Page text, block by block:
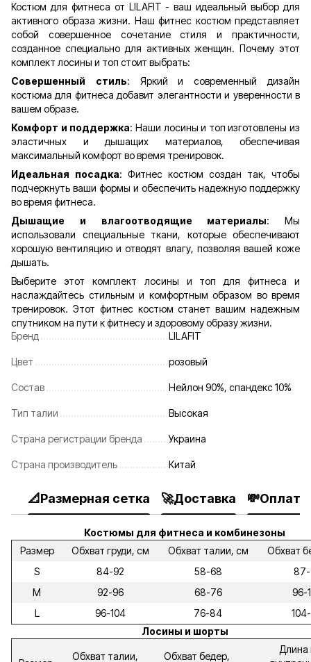
Костюм для фитнеса от LILAFIT - ваш идеальный выбор для
активного образа жизни. Наш фитнес костюм представляет
собой совершенное сочетание стиля и практичности,
созданное специально для активных женщин. Почему этот
комплект лосины и топ стоит выбрать:
Совершенный стиль: Яркий и современный дизайн
костюма для фитнеса добавит элегантности и уверенности в
вашем образе.
Комфорт и поддержка: Наши лосины и топ изготовлены из
эластичных и дышащих материалов, обеспечивая
максимальный комфорт во время тренировок.
Идеальная посадка: Фитнес костюм создан так, чтобы
подчеркнуть ваши формы и обеспечить надежную поддержку
во время фитнеса.
Дышащие и влагоотводящие материалы: Мы
использовали специальные ткани, которые обеспечивают
хорошую вентиляцию и отводят влагу, позволяя вашей коже
дышать.
Выберите этот комплект лосины и топ для фитнеса и
наслаждайтесь стильным и комфортным образом во время
тренировок. Этот фитнес костюм станет вашим надежным
спутником на пути к фитнесу и здоровому образу жизни.
Бренд
LILAFIT
Цвет розовый
Состав Нейлон 90%, спандекс 10%
Тип талии Высокая
Страна регистрации бренда Украина
Страна производитель Китай
📐Размерная сетка 🚀Доставка 💸Оплата
Костюмы для фитнеса и комбинезоны
Размер
Обхват груди, см Обхват талии, см
Обхват
S
84-92 58-68
M
92-96 68-76
96-
L
96-104 76-84
Лосины и шорты
Обхват талии, Обхват бедер,
Длина